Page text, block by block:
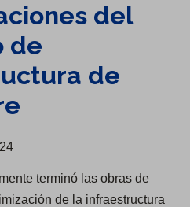
del
de
de
terminó las obras de
de la infraestructura